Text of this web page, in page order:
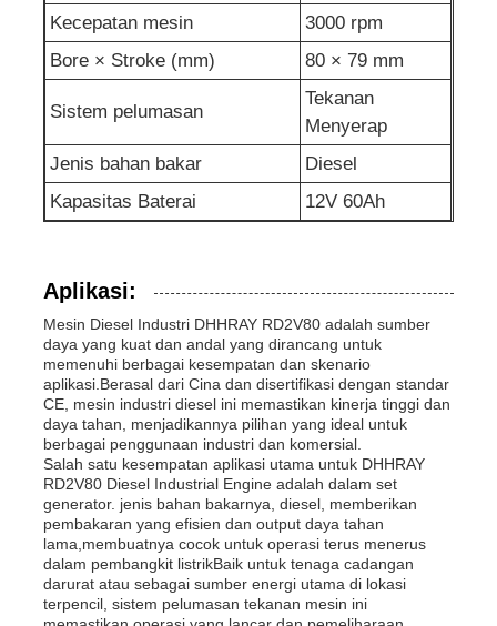
Kecepatan mesin
3000 rpm
Bore × Stroke (mm)
80 × 79 mm
Sistem pelumasan
Tekanan
Menyerap
Jenis bahan bakar
Diesel
Kapasitas Baterai
12V 60Ah
Aplikasi:
Mesin Diesel Industri DHHRAY RD2V80 adalah sumber
daya yang kuat dan andal yang dirancang untuk
memenuhi berbagai kesempatan dan skenario
aplikasi.Berasal dari Cina dan disertifikasi dengan standar
CE, mesin industri diesel ini memastikan kinerja tinggi dan
daya tahan, menjadikannya pilihan yang ideal untuk
berbagai penggunaan industri dan komersial.
Salah satu kesempatan aplikasi utama untuk DHHRAY
RD2V80 Diesel Industrial Engine adalah dalam set
generator. jenis bahan bakarnya, diesel, memberikan
pembakaran yang efisien dan output daya tahan
lama,membuatnya cocok untuk operasi terus menerus
dalam pembangkit listrikBaik untuk tenaga cadangan
darurat atau sebagai sumber energi utama di lokasi
terpencil, sistem pelumasan tekanan mesin ini